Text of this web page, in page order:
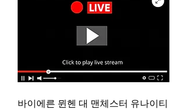
바이에른 뮌헨 대 맨체스터 유나이티